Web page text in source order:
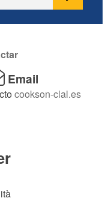
Email
cookson-clal.es